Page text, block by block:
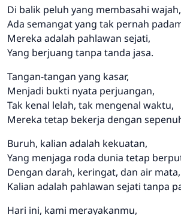
Di balik peluh yang membasahi wajah,
Ada semangat yang tak pernah
Mereka adalah pahlawan sejati,
Yang berjuang tanpa tanda jasa.
Tangan-tangan yang kasar,
Menjadi bukti nyata perjuangan,
Tak kenal lelah, tak mengenal waktu,
Mereka tetap bekerja dengan
Buruh, kalian adalah kekuatan,
Yang menjaga roda dunia tetap
Dengan darah, keringat, dan air mata,
Kalian adalah pahlawan sejati tanpa
Hari ini, kami merayakanmu,